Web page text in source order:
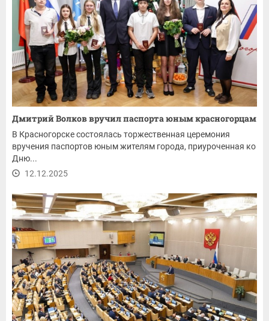
Дмитрий Волков вручил паспорта юным красногорцам
В Красногорске состоялась торжественная церемония
вручения паспортов юным жителям города, приуроченная ко
Дню...
12.12.2025